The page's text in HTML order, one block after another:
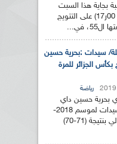
بجاية هذا السبت
بملعب مصطفى تشاكر بالبليدة (سا 00ر17) على التتويج
في...
سيدات :بحرية حسين
الجزائر للمرة
رياضة
بحرية حسين داي
إنجازا كبيرا بتتويجه بكأس الجزائر للسيدات لموسم 2018-
2019 عقب فوزه على المجمع البترولي بنتيجة (71-70)